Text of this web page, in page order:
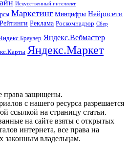
Искусственный интеллект
Маркетинг Минцифры Нейросети
Рейтинги Реклама Роскомнадзор Сбер
Яндекс.Вебмастер
Яндекс.Маркет
права защищены.
с нашего ресурса разрешается
ссылкой на страницу статьи.
на сайте взяты с открытых
интернета, все права на
законным владельцам.